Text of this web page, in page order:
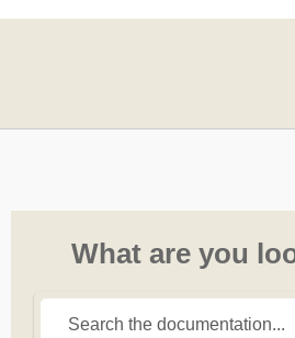
What are you